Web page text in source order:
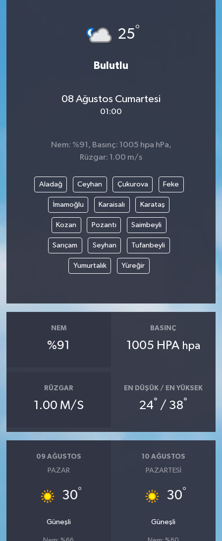
25°
Bulutlu
08 Ağustos Cumartesi
01:00
Nem: %91, Basınç: 1005 hpa hPa,
Rüzgar: 1.00 m/s
Aladağ Ceyhan Çukurova Feke
İmamoğlu Karaisalı Karataş
Kozan Pozantı Saimbeyli
Sarıçam Seyhan Tufanbeyli
Yumurtalık Yüreğir
NEM
%91
BASINÇ
1005 HPA hpa
RÜZGAR
1.00 M/S
EN DÜŞÜK / EN YÜKSEK
24° / 38°
09 AĞUSTOS
PAZAR
30°
Güneşli
10 AĞUSTOS
PAZARTESI
30°
Güneşli
Manşet Altı
Resmi İlan
Spor
SürManşet
Teknoloji